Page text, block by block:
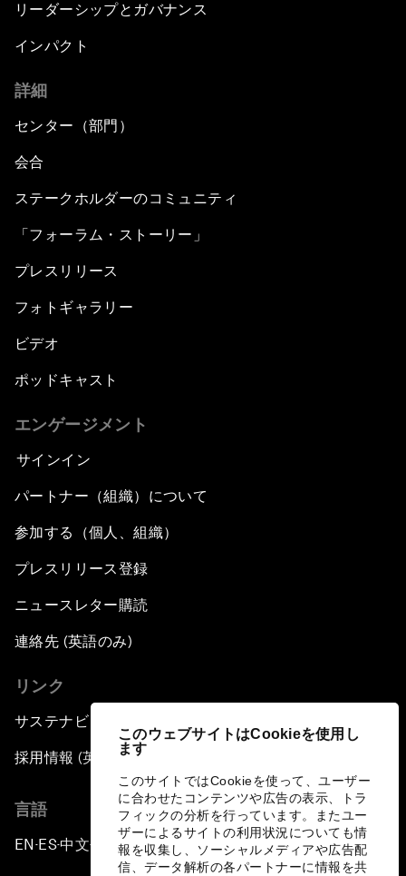
このウェブサイトはCookieを使用し
ます
このサイトではCookieを使って、ユーザー
に合わせたコンテンツや広告の表示、トラ
フィックの分析を行っています。またユー
ザーによるサイトの利用状況についても情
報を収集し、ソーシャルメディアや広告配
信、データ解析の各パートナーに情報を共
リーダーシップとガバナンス
インパクト
詳細
センター（部門）
会合
ステークホルダーのコミュニティ
「フォーラム・ストーリー」
プレスリリース
フォトギャラリー
ビデオ
ポッドキャスト
エンゲージメント
サインイン
パートナー（組織）について
参加する（個人、組織）
プレスリリース登録
ニュースレター購読
連絡先 (英語のみ)
リンク
サステナビリティへの取り組み
採用情報 (英語のみ)
言語
EN ▪ ES▪中文▪ 日本語